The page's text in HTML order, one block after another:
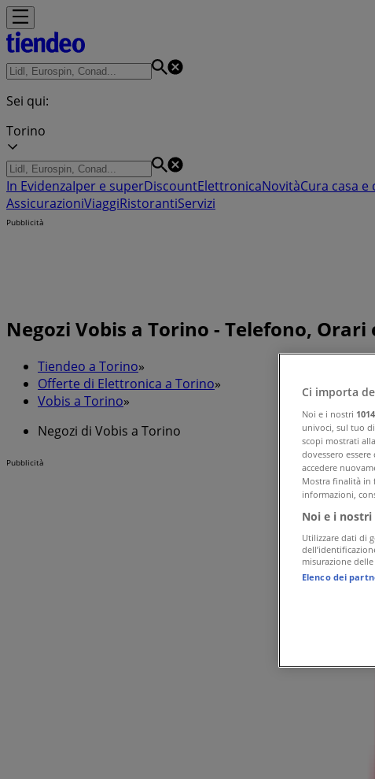
Sei qui:
Torino
In EvidenzaIper e superDiscountElettronicaNovitàCura casa e
AssicurazioniViaggiRistorantiServizi
Pubblicità
Negozi Vobis a Torino - Telefono, Orari
Tiendeo a Torino»
Offerte di Elettronica a Torino»
Vobis a Torino»
Negozi di Vobis a Torino
Pubblicità
Ci importa
Noi e i nostri 1014
univoci, sul tuo
scopi mostrati
dovessero
accedere
Mostra finalità in
informazioni,
Noi e i
Utilizzare dati di
misurazione
Elenco dei